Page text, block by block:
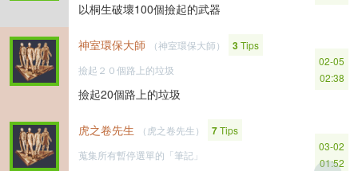
以桐生破壞100個撿起的武器
神室環保大師 （神室環保大師） 3Tips
撿起２０個路上的垃圾
撿起20個路上的垃圾
02-05
02:38
虎之卷先生 （虎之卷先生） 7Tips
蒐集所有暫停選單的「筆記」
03-02
01:52